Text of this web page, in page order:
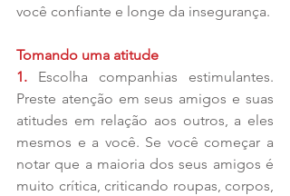
você confiante e longe da insegurança.
Tomando uma atitude
1. Escolha companhias estimulantes.
Preste atenção em seus amigos e suas
atitudes em relação aos outros, a eles
mesmos e a você. Se você começar a
notar que a maioria dos seus amigos é
muito crítica, criticando roupas, corpos,